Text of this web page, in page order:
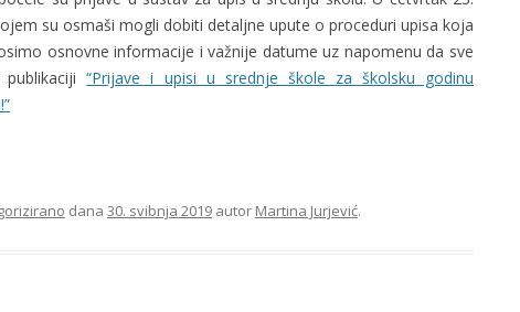
ŠKOLSKA KUHINJA
POTVRDA O STATUSU
PRODUŽENOG BORAVKA
su osmaši mogli dobiti detaljne upute o proceduri upisa koja
osnovne informacije i važnije datume uz napomenu da sve
publikaciji“Prijave i upisi u srednje škole za školsku godinu
dana 30. svibnja 2019 autor Martina Jurjević.